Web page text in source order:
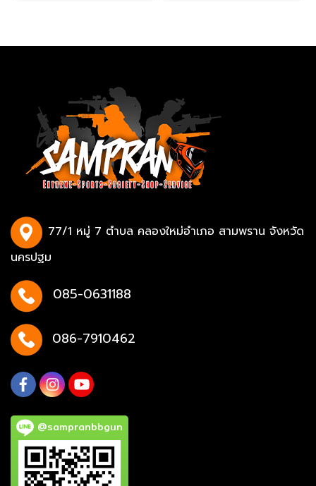
77/1 หมู่ 7 ตำบล คลองใหม่อำเภอ สามพราน จังหวัด
นครปฐม
085-0631188
086-7910462
@sampranbbgun